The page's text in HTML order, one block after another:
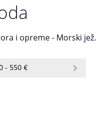
i opreme - Morski jež.
- 550 €